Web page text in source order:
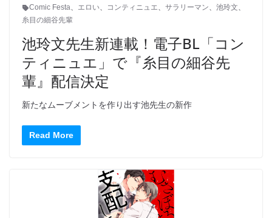
Comic Festa、 エロい、 コンティニュエ、 サラリーマン、 池玲文、
糸目の細谷先輩
池玲文先生新連載！電子BL「コン
ティニュエ」で『糸目の細谷先
輩』配信決定
新たなムーブメントを作り出す池先生の新作
Read More